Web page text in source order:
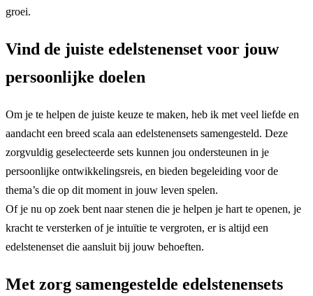
groei.
Vind de juiste edelstenenset voor jouw
persoonlijke doelen
Om je te helpen de juiste keuze te maken, heb ik met veel liefde en
aandacht een breed scala aan edelstenensets samengesteld. Deze
zorgvuldig geselecteerde sets kunnen jou ondersteunen in je
persoonlijke ontwikkelingsreis, en bieden begeleiding voor de
thema’s die op dit moment in jouw leven spelen.
Of je nu op zoek bent naar stenen die je helpen je hart te openen, je
kracht te versterken of je intuïtie te vergroten, er is altijd een
edelstenenset die aansluit bij jouw behoeften.
Met zorg samengestelde edelstenensets